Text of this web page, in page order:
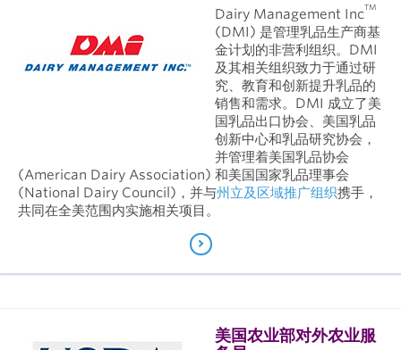
Dairy Management IncTM
(DMI) 是管理乳品生产商基
金计划的非营利组织。DMI
及其相关组织致力于通过研
究、教育和创新提升乳品的
销售和需求。DMI 成立了美
国乳品出口协会、美国乳品
创新中心和乳品研究协会，
并管理着美国乳品协会
(American Dairy Association) 和美国国家乳品理事会
(National Dairy Council)，并与州立及区域推广组织携手，
共同在全美范围内实施相关项目。
美国农业部对外农业服